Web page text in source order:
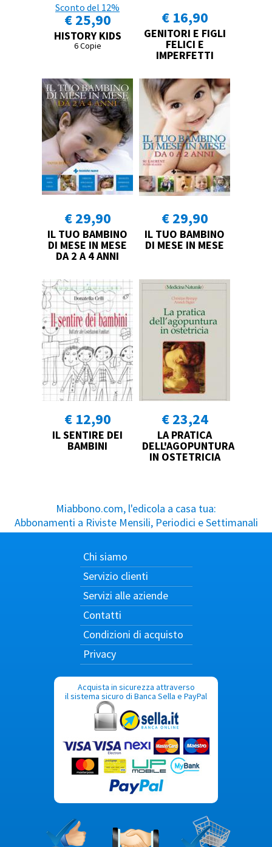
Sconto del 12%
€ 25,90
HISTORY KIDS
6 Copie
€ 16,90
GENITORI E FIGLI
FELICI E
IMPERFETTI
€ 29,90
IL TUO BAMBINO
DI MESE IN MESE
DA 2 A 4 ANNI
€ 29,90
IL TUO BAMBINO
DI MESE IN MESE
€ 12,90
IL SENTIRE DEI
BAMBINI
€ 23,24
LA PRATICA
DELL'AGOPUNTURA
IN OSTETRICIA
Miabbono.com, l'edicola a casa tua:
Abbonamenti a Riviste Mensili, Periodici e Settimanali
Chi siamo
Servizio clienti
Servizi alle aziende
Contatti
Condizioni di acquisto
Privacy
Acquista in sicurezza attraverso
il sistema sicuro di Banca Sella e PayPal